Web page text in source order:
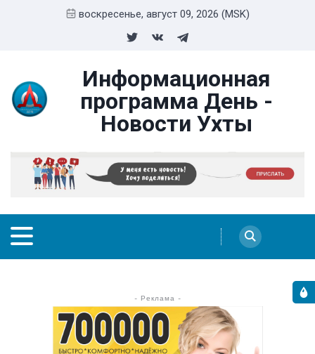
воскресенье, август 09, 2026 (MSK)
Информационная
программа День -
Новости Ухты
- Реклама -